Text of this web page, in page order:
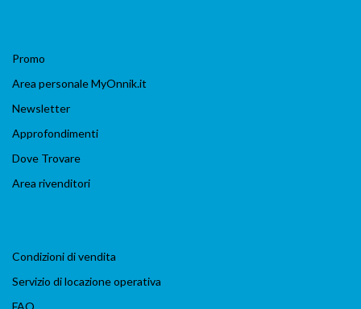
Promo
Area personale MyOnnik.it
Newsletter
Approfondimenti
Dove Trovare
Area rivenditori
Condizioni di vendita
Servizio di locazione operativa